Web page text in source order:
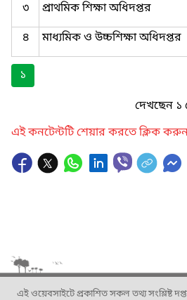
৩
প্রাথমিক শিক্ষা অধিদপ্তর
৪
মাধ্যমিক ও উচ্চশিক্ষা অধিদপ্তর
১
দেখছেন ১
এই কনটেন্টটি শেয়ার করতে ক্লিক
এই ওয়েবসাইটে প্রকাশিত সকল তথ্য সংশ্লিষ্ট